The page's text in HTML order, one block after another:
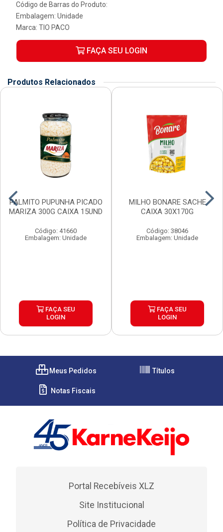
Código de Barras do Produto:
Embalagem: Unidade
Marca: TIO PACO
FAÇA SEU LOGIN
Produtos Relacionados
PALMITO PUPUNHA PICADO
MARIZA 300G CAIXA 15UND
Código: 41660
Embalagem: Unidade
FAÇA SEU
LOGIN
MILHO BONARE SACHE
CAIXA 30X170G
Código: 38046
Embalagem: Unidade
FAÇA SEU
LOGIN
Meus Pedidos Títulos
Notas Fiscais
Portal Recebíveis XLZ
Site Institucional
Política de Privacidade